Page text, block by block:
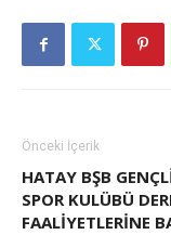
Önceki İçerik
HATAY BŞB
SPOR KULÜBÜ
FAALİYETLERİNE